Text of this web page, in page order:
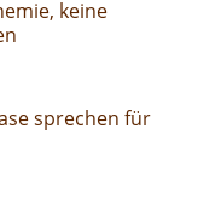
keine
sprechen für